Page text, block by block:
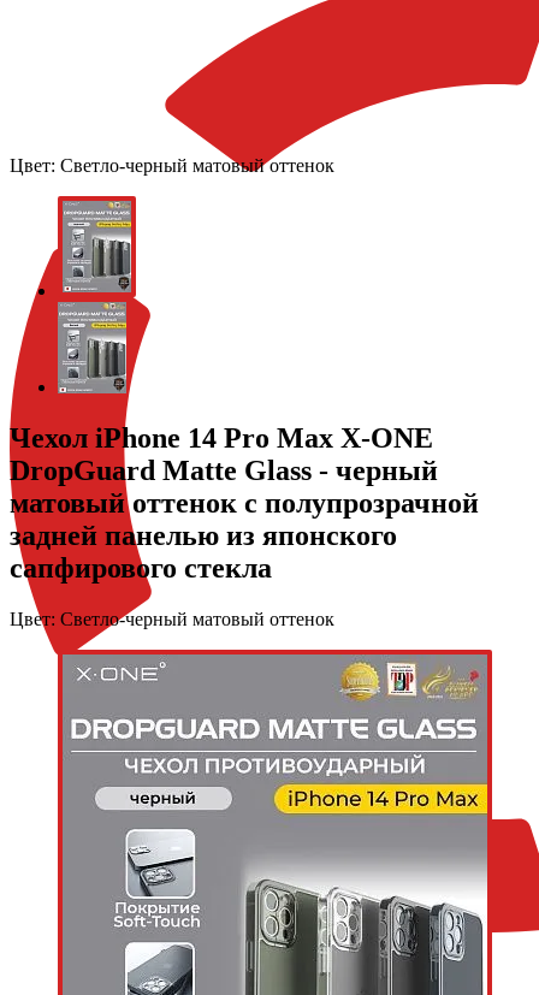
Цвет: Светло-черный матовый оттенок
Чехол iPhone 14 Pro Max X-ONE
DropGuard Matte Glass - черный
матовый оттенок с полупрозрачной
задней панелью из японского
сапфирового стекла
Цвет: Светло-черный матовый оттенок